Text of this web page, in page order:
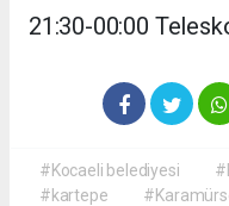
21:30-00:00
#Kocaeli belediyesi
#kartepe